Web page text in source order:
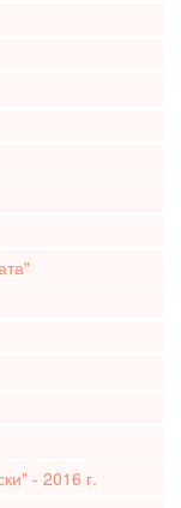
- 2016 г.